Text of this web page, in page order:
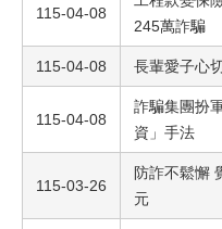
115-04-08
245萬詐騙
115-04-08 長輩愛子心
115-04-08
詐騙集團扮
資」手法
115-03-26
防詐不鬆懈
元